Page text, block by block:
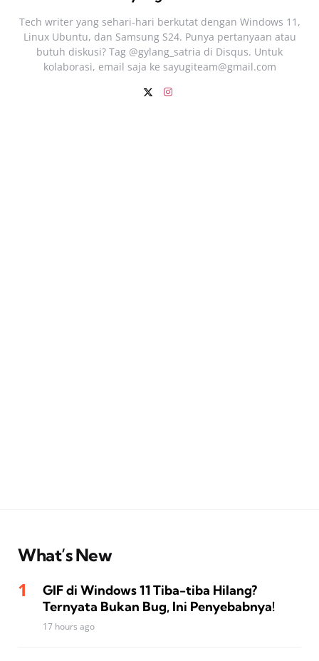
Tech writer yang sehari‑hari berkutat dengan Windows 11,
Linux Ubuntu, dan Samsung S24. Punya pertanyaan atau
butuh diskusi? Tag @gylang_satria di Disqus. Untuk
kolaborasi, email saja ke sayugiteam@gmail.com
What’s New
GIF di Windows 11 Tiba-tiba Hilang?
Ternyata Bukan Bug, Ini Penyebabnya!
17 hours ago